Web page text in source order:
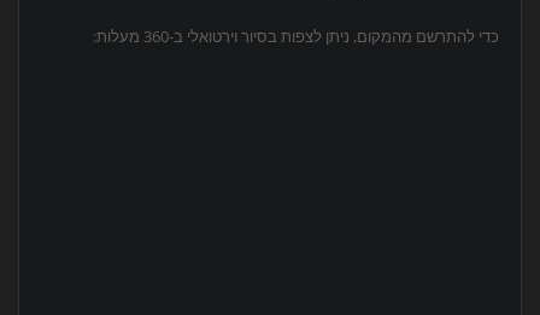
כדי להתרשם מהמקום, ניתן לצפות בסיור וירטואלי ב-360 מעלות: